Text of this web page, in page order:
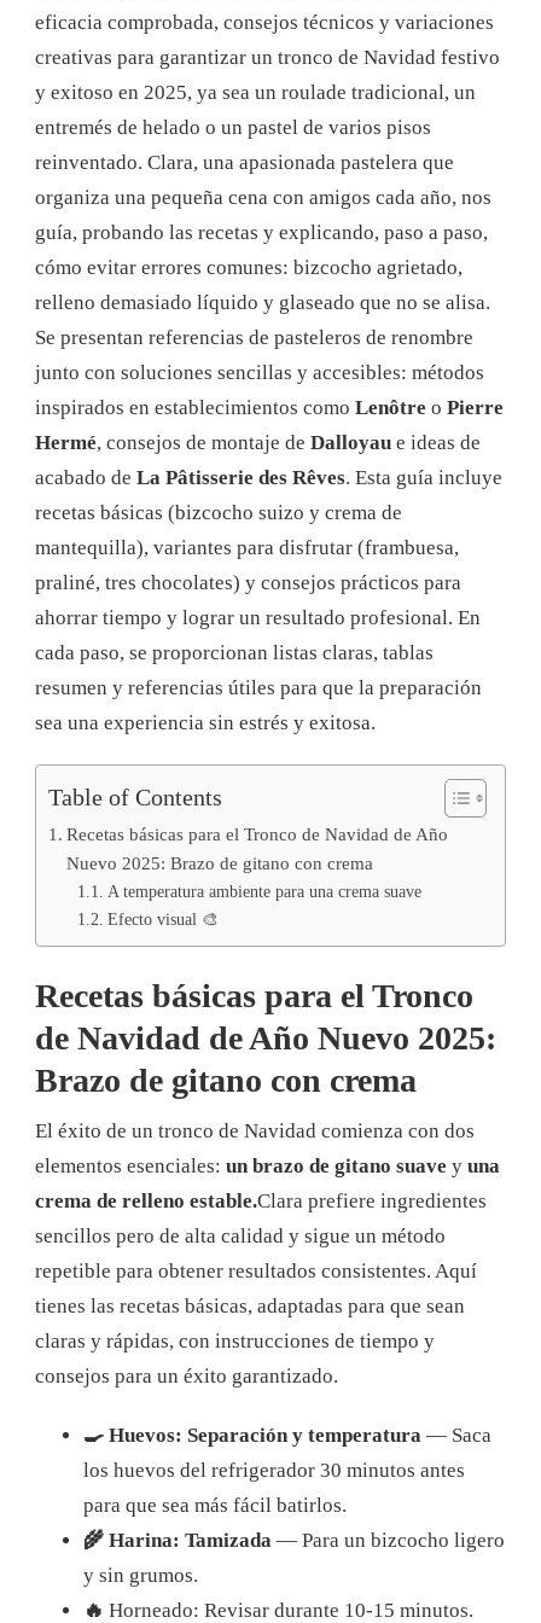
GUÍA
COMPLETA
HORNEAR
CON
EN
LAS
DE
2025
eficacia comprobada, consejos técnicos y variaciones
creativas para garantizar un tronco de Navidad festivo
y exitoso en 2025, ya sea un roulade tradicional, un
entremés de helado o un pastel de varios pisos
reinventado. Clara, una apasionada pastelera que
organiza una pequeña cena con amigos cada año, nos
guía, probando las recetas y explicando, paso a paso,
cómo evitar errores comunes: bizcocho agrietado,
relleno demasiado líquido y glaseado que no se alisa.
Se presentan referencias de pasteleros de renombre
junto con soluciones sencillas y accesibles: métodos
inspirados en establecimientos como Lenôtre o Pierre
Hermé, consejos de montaje de Dalloyau e ideas de
acabado de La Pâtisserie des Rêves. Esta guía incluye
recetas básicas (bizcocho suizo y crema de
mantequilla), variantes para disfrutar (frambuesa,
praliné, tres chocolates) y consejos prácticos para
ahorrar tiempo y lograr un resultado profesional. En
cada paso, se proporcionan listas claras, tablas
resumen y referencias útiles para que la preparación
sea una experiencia sin estrés y exitosa.
Table of Contents
Recetas básicas para el Tronco de Navidad de Año
Nuevo 2025: Brazo de gitano con crema
A temperatura ambiente para una crema suave
Efecto visual 🎨
Recetas básicas para el Tronco
de Navidad de Año Nuevo 2025:
Brazo de gitano con crema
El éxito de un tronco de Navidad comienza con dos
elementos esenciales: un brazo de gitano suave y una
crema de relleno estable.Clara prefiere ingredientes
sencillos pero de alta calidad y sigue un método
repetible para obtener resultados consistentes. Aquí
tienes las recetas básicas, adaptadas para que sean
claras y rápidas, con instrucciones de tiempo y
consejos para un éxito garantizado.
🍳 Huevos: Separación y temperatura — Saca
los huevos del refrigerador 30 minutos antes
para que sea más fácil batirlos.
🌾 Harina: Tamizada — Para un bizcocho ligero
y sin grumos.
🔥 Horneado: Revisar durante 10-15 minutos.